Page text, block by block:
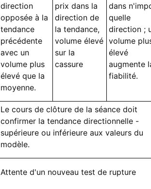
direction
opposée à la
tendance
précédente
avec un
volume plus
élevé que la
moyenne.
prix dans la
direction de
la tendance,
volume élevé
sur la
cassure
dans
quelle
direction ;
volume
élevé
augmente
fiabilité.
Le cours de clôture de la séance doit
confirmer la tendance directionnelle -
supérieure ou inférieure aux valeurs du
modèle.
Attente d'un nouveau test de rupture